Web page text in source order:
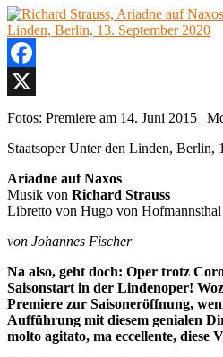
Facebook
X
Fotos: Premiere am 14. Juni 2015 |
Staatsoper Unter den Linden, Berlin,
Ariadne auf Naxos
Musik von Richard Strauss
Libretto von Hugo von Hofmannsthal
von Johannes Fischer
Na also, geht doch: Oper trotz
Saisonstart in der Lindenoper!
Premiere zur Saisoneröffnung,
Aufführung mit diesem genialen
molto agitato, ma eccellente, diese